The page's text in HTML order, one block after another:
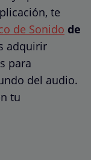
te
de Sonido de
adquirir
para
del audio.
tu